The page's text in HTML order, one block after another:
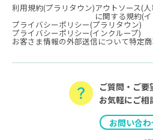
利用規約(プラリタウン)アウトソース(
に関する規約(
プライバシーポリシー(プラリタウン)
プライバシーポリシー(インクループ)
お客さま情報の外部送信について特定
ご質問・ご要
お気軽にご相
お問い合